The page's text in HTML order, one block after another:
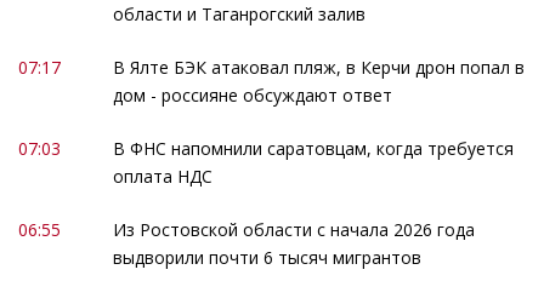
области и Таганрогский залив
07:17
В Ялте БЭК атаковал пляж, в Керчи дрон попал в
дом - россияне обсуждают ответ
07:03
В ФНС напомнили саратовцам, когда требуется
оплата НДС
06:55
Из Ростовской области с начала 2026 года
выдворили почти 6 тысяч мигрантов